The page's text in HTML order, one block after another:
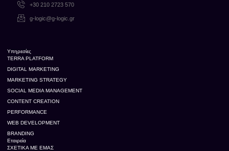
+30 210 2723 570
g-logic@g-logic.gr
Υπηρεσίες
TERRA PLATFORM
DIGITAL MARKETING
MARKETING STRATEGY
SOCIAL MEDIA MANAGEMENT
CONTENT CREATION
PERFORMANCE
WEB DEVELOPMENT
BRANDING
Εταιρεία
ΣΧΕΤΙΚΆ ΜΕ ΕΜΆΣ